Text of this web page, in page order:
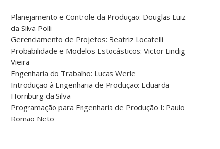
Planejamento e Controle da Produção: Douglas Luiz
da Silva Polli
Gerenciamento de Projetos: Beatriz Locatelli
Probabilidade e Modelos Estocásticos: Victor Lindig
Vieira
Engenharia do Trabalho: Lucas Werle
Introdução à Engenharia de Produção: Eduarda
Hornburg da Silva
Programação para Engenharia de Produção I: Paulo
Romao Neto